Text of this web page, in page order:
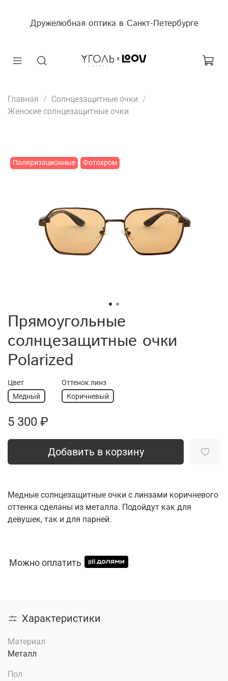
Дружелюбная оптика в Санкт-Петербурге
Главная
Солнцезащитные очки
Женские солнцезащитные очки
Поляризационные Фотохром
Прямоугольные
солнцезащитные очки
Polarized
Цвет
Медный
Оттенок линз
Коричневый
5 300 ₽
Добавить в корзину
Медные солнцезащитные очки с линзами коричневого
оттенка сделаны из металла. Подойдут как для
девушек, так и для парней.
Можно оплатить
Характеристики
Материал
Металл
Пол